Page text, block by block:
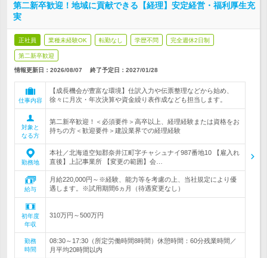
第二新卒歓迎！地域に貢献できる【経理】安定経営・福利厚生充
実
正社員 業種未経験OK 転勤なし 学歴不問 完全週休2日制
第二新卒歓迎
情報更新日：2026/08/07 終了予定日： 2027/01/28
仕事内容
【成長機会が豊富な環境】仕訳入力や伝票整理などから始め、
徐々に月次・年次決算や資金繰り表作成なども担当します。
対象と
なる方
第二新卒歓迎！＜必須要件＞高卒以上、経理経験または資格をお
持ちの方＜歓迎要件＞建設業界での経理経験
勤務地
本社／北海道空知郡奈井江町字チャシュナイ987番地10 【雇入れ
直後】上記事業所 【変更の範囲】会…
給与
月給220,000円～※経験、能力等を考慮の上、当社規定により優
遇します。※試用期間6ヵ月（待遇変更なし）
初年度
年収
310万円～500万円
勤務
時間
08:30～17:30（所定労働時間8時間）休憩時間：60分残業時間／
月平均20時間以内